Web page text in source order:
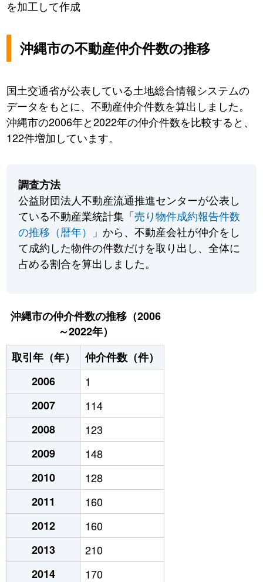
を加工して作成
沖縄市の不動産仲介件数の推移
国土交通省が公表している土地総合情報システムの
データをもとに、不動産仲介件数を算出しました。
沖縄市の2006年と2022年の仲介件数を比較すると、
122件増加しています。
調査方法
公益財団法人不動産流通推進センターが公表し
ている不動産業統計集「売り物件成約報告件数
の推移（暦年）
」から、不動産会社が仲介をし
て成約した物件の件数だけを取り出し、全体に
占める割合を算出しました。
沖縄市の仲介件数の推移（2006
～2022年）
取引年（年）
仲介件数（件）
2006
1
2007
114
2008
123
2009
148
2010
128
2011
160
2012
160
2013
210
2014
170